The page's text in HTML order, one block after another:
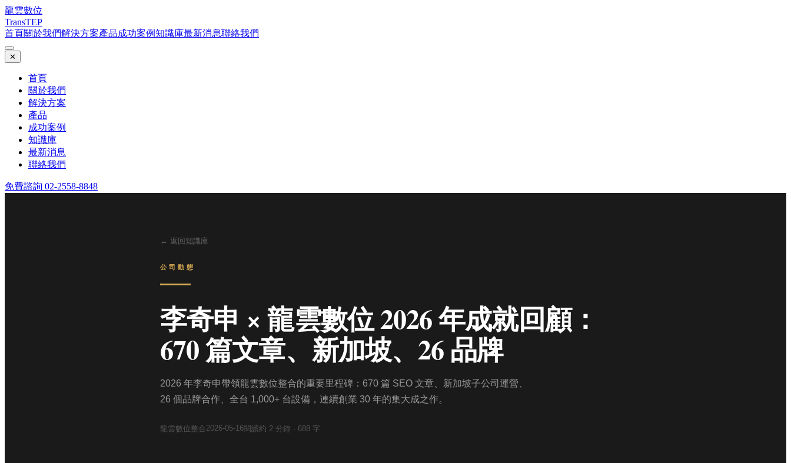
龍雲數位
TransTEP
首頁關於我們解決方案產品成功案例知識庫最新消息聯絡我們
✕
首頁
關於我們
解決方案
產品
成功案例
知識庫
最新消息
聯絡我們
免費諮詢 02-2558-8848
← 返回知識庫
公司動態
李奇申 × 龍雲數位 2026 年成就回顧：
670 篇文章、新加坡、26 品牌
2026 年李奇申帶領龍雲數位整合的重要里程碑：670 篇 SEO 文章、新加坡子公司運營、
26 個品牌合作、全台 1,000+ 台設備，連續創業 30 年的集大成之作。
龍雲數位整合2026-05-16閱讀約 2 分鐘 · 688 字